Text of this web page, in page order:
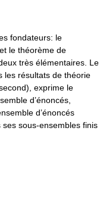
fondateurs: le
le théorème de
très élémentaires. Le
les résultats de théorie
exprime le
d’énoncés,
d’énoncés
sous-ensembles finis